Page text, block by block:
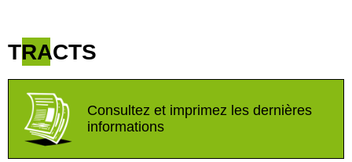
TRACTS
Consultez et imprimez les dernières
informations